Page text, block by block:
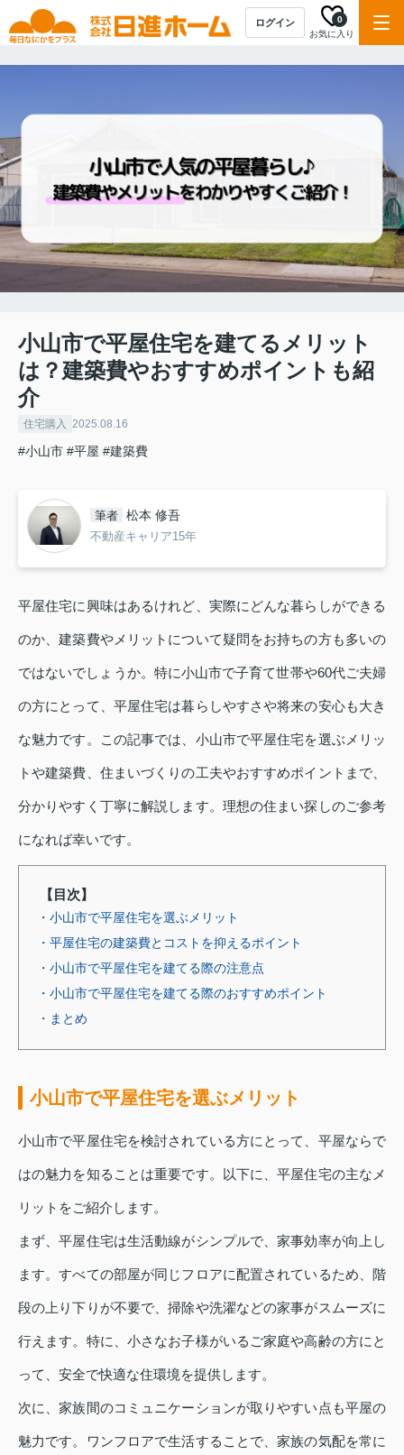
ログイン
お気に入り
0
小山市で平屋住宅を建てるメリット
は？建築費やおすすめポイントも紹
介
住宅購入 2025.08.16
#小山市 #平屋 #建築費
筆者 松本 修吾
不動産キャリア15年
平屋住宅に興味はあるけれど、実際にどんな暮らしができる
のか、建築費やメリットについて疑問をお持ちの方も多いの
ではないでしょうか。特に小山市で子育て世帯や60代ご夫婦
の方にとって、平屋住宅は暮らしやすさや将来の安心も大き
な魅力です。この記事では、小山市で平屋住宅を選ぶメリッ
トや建築費、住まいづくりの工夫やおすすめポイントまで、
分かりやすく丁寧に解説します。理想の住まい探しのご参考
になれば幸いです。
【目次】
・小山市で平屋住宅を選ぶメリット
・平屋住宅の建築費とコストを抑えるポイント
・小山市で平屋住宅を建てる際の注意点
・小山市で平屋住宅を建てる際のおすすめポイント
・まとめ
小山市で平屋住宅を選ぶメリット
小山市で平屋住宅を検討されている方にとって、平屋ならで
はの魅力を知ることは重要です。以下に、平屋住宅の主なメ
リットをご紹介します。
まず、平屋住宅は生活動線がシンプルで、家事効率が向上し
ます。すべての部屋が同じフロアに配置されているため、階
段の上り下りが不要で、掃除や洗濯などの家事がスムーズに
行えます。特に、小さなお子様がいるご家庭や高齢の方にと
って、安全で快適な住環境を提供します。
次に、家族間のコミュニケーションが取りやすい点も平屋の
魅力です。ワンフロアで生活することで、家族の気配を常に